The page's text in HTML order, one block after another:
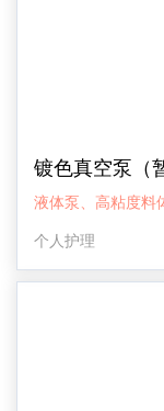
镀色真空泵（
液体泵、高粘度料
个人护理